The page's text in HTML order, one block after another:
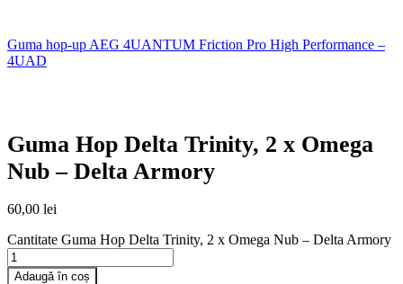
Guma hop-up AEG 4UANTUM Friction Pro High Performance –
4UAD
Guma Hop Delta Trinity, 2 x Omega
Nub – Delta Armory
60,00 lei
Cantitate Guma Hop Delta Trinity, 2 x Omega Nub – Delta Armory
Adaugă în coș